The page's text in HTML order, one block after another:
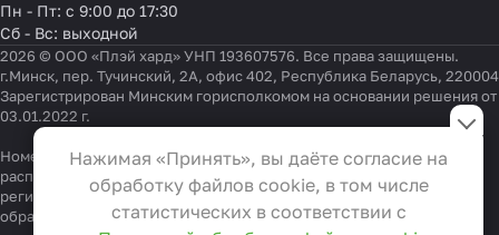
Пн - Пт: с 9:00 до 17:30
Сб - Вс: выходной
2026 © ООО «Плэй хард» УНП 193607576. Все права защищены.
г.Минск, пер. Тучинский, 2А, офис 402, Республика Беларусь, 220004
Зарегистрирован Минским горисполкомом на основании решения от
03.01.2022 г.
Номер телефона работников местных исполнительных и
распорядительных органов по месту государственной
регистрации ООО «Плэй хард», уполномоченных рассматривать
обращения покупателей:+375 17 323-41-58,+375 17 370-30-64
Настройки файлов cookie
Функциональные
Эти файлы необходимы для
функционирования сайта и не
могут быть отключены в наших
Нажимая «Принять», вы даёте согласие на
обработку файлов cookie, в том числе
статистических в соответствии с